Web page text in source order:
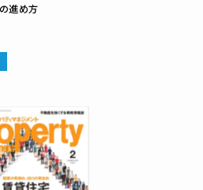
進め方